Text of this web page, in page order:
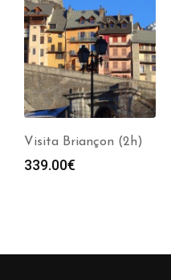
Visita Briançon (2h)
339.00€